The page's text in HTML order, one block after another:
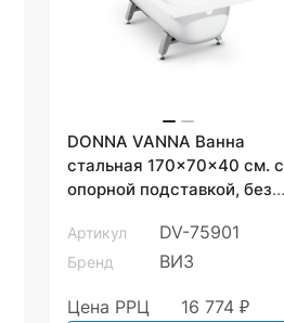
DONNA VANNA Ванна
стальная 170x70x40 cм. с
опорной подставкой, без
Артикул DV-75901
Бренд ВИЗ
Цена РРЦ 16 774 ₽